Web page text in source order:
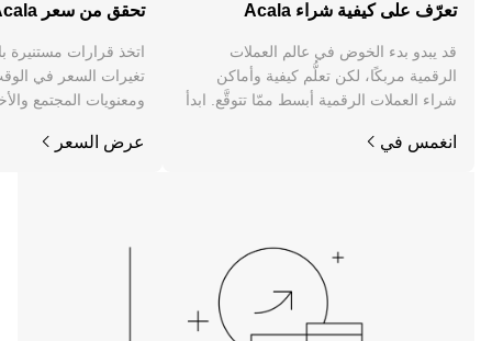
تعرّف على كيفية شراء Acala
قد يبدو بدء الخوض في عالم العملات
الرقمية مربكًا، لكن تعلُّم كيفية وأماكن
شراء العملات الرقمية أبسط ممّا تتوقَّع. ابدأ
الويب.
انغمس في
تحقق من سعر Acala
اتخذ قرارات
ومعنويات المجتمع
عرض السعر